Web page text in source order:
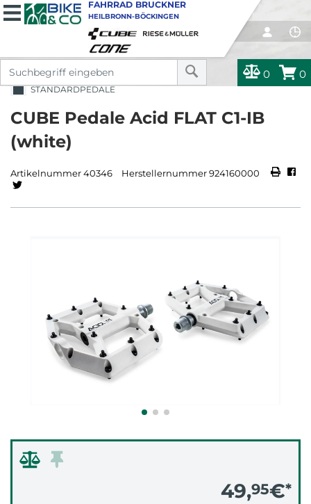
0 0
FAHRRAD BRUCKNER
HEILBRONN-BÖCKINGEN
STANDARDPEDALE
CUBE Pedale Acid FLAT C1-IB
(white)
Artikelnummer 40346 Herstellernummer 924160000
49,95€*